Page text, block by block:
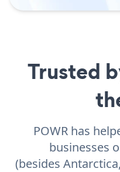
Trusted
POWR has
businesses
(besides